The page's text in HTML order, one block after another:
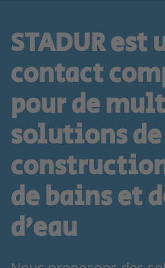
STADUR
contact
pour de
solutions de
de bains et
d’eau